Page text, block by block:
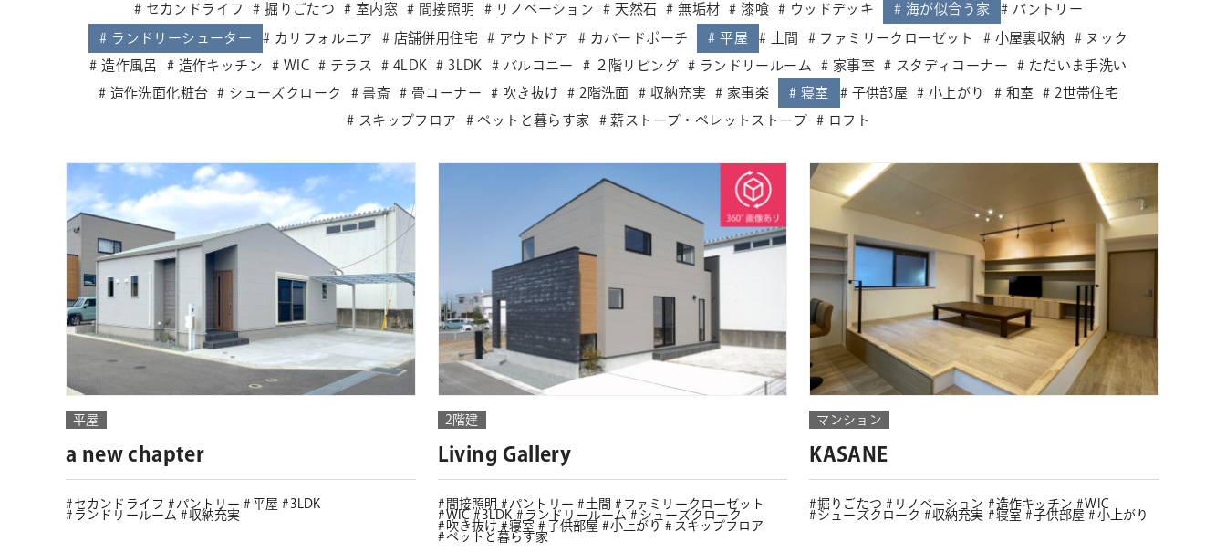
セカンドライフ 掘りごたつ 室内窓 間接照明 リノベーション 天然石 無垢材 漆喰 ウッドデッキ 海が似合う家 パントリー
ランドリーシューター カリフォルニア 店舗併用住宅 アウトドア カバードポーチ 平屋 土間 ファミリークローゼット 小屋裏収納
ヌック
造作風呂
造作キッチン WIC テラス 4LDK 3LDK バルコニー ２階リビング ランドリールーム 家事室 スタディコーナー
ただいま手洗い
造作洗面化粧台
シューズクローク 書斎 畳コーナー 吹き抜け 2階洗面 収納充実 家事楽 寝室 子供部屋 小上がり 和室
2世帯住宅
スキップフロア
ペットと暮らす家 薪ストーブ・ペレットストーブ ロフト
平屋
a new chapter
セカンドライフ パントリー 平屋
3LDK
ランドリールーム
収納充実
2階建
Living Gallery
間接照明 パントリー 土間
ファミリークローゼット
WIC
3LDK ランドリールーム
シューズクローク
吹き抜け
寝室 子供部屋 小上がり
スキップフロア
ペットと暮らす家
マンション
KASANE
掘りごたつ リノベーション 造作キッチン
WIC
シューズクローク
収納充実 寝室 子供部屋 小上がり